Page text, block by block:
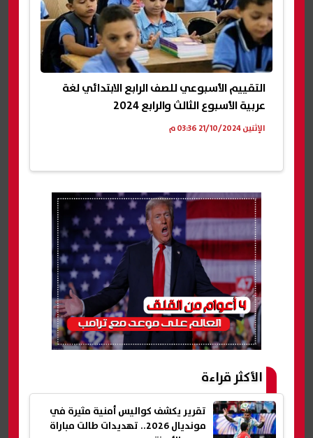
التقييم الأسبوعي للصف الرابع الابتدائي لغة
عربية الأسبوع الثالث والرابع 2024
الإثنين 21/10/2024 03:36 م
الأكثر قراءة
تقرير يكشف كواليس أمنية مثيرة في
مونديال 2026.. تهديدات طالت مباراة